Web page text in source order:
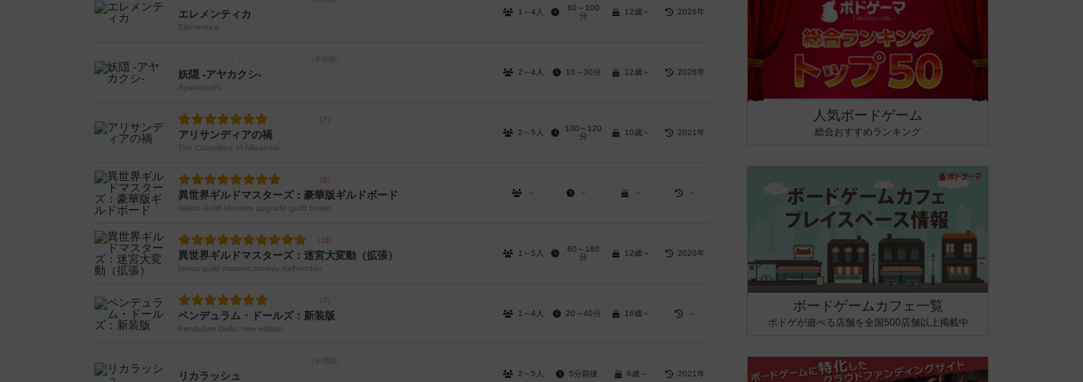
エレメンティカ
Elementica
1～4人
60～100
分
12歳～ 2026年
妖隠 -アヤカクシ-
Ayakakushi
2～4人 10～30分 12歳～ 2026年
アリサンディアの禍
The Calamities of Allisandia
2～5人
100～120
分
10歳～ 2021年
異世界ギルドマスターズ：豪華版ギルドボード
Isekai Guild Masters upgrade guild board
－ － － －
異世界ギルドマスターズ：迷宮大変動（拡張）
Isekai guild masters:meikyu daihendou
1～5人
60～180
分
12歳～ 2020年
ペンデュラム・ドールズ：新装版
Pendulum Dolls: new edition
1～4人 20～40分 16歳～ －
リカラッシュ 2～5人 5分前後 6歳～ 2021年
人気ボードゲーム
総合おすすめランキング
ボードゲームカフェ一覧
ボドゲが遊べる店舗を全国500店舗以上掲載中